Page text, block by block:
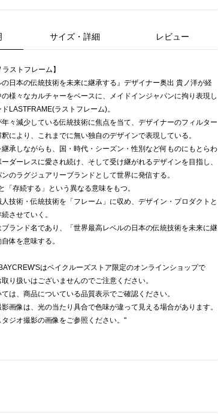
サイズ・詳細 レビュー
ストフレーム】
の日本の伝統技術を未来に継承する』デザイナー奥出 貴ノ洋が経
様々なカルチャーをベースに、メイドインジャパンに拘り表現し
LASTFRAME(ラストフレーム)。
々減少している伝統技術に焦点を当て、デザイナーのフィルター
により、これまでに無い独自のデザインで表現している。
継承しながらも、国・時代・シーズン・性別など何ものにもとらわ
ダーレスに愛され続け、そして受け継がれるデザインを目指し、
のラグジュアリーブランドとして世界に発信する。
「存続する」という異なる意味をもつ。
技術・伝統技術を「フレーム」に収め、デザイン・プロダクトと
させていく。
ブランド名であり、「世界最高レベルの日本の伝統技術を未来に継
体を意味する。
はベイクルーズストア限定のオンラインショップで
り扱いはございませんのでご注意ください。
は、商品についている品質表示でご確認ください。
画像は、光の当たり具合で色味が違って見える場合があります。
ジオ撮影の画像をご参照ください。"